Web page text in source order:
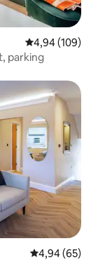
Gemiddelde
4,94 (109)
Betty's Spa Penthouse- 2bed Luxury Appt, parking
Gemiddelde
4,94 (65)